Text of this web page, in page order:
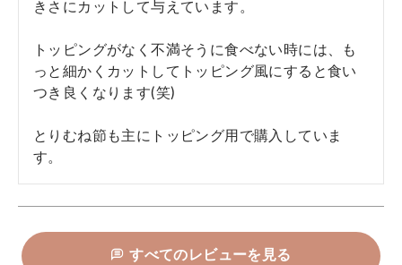
きさにカットして与えています。
トッピングがなく不満そうに食べない時には、も
っと細かくカットしてトッピング風にすると食い
つき良くなります(笑)
とりむね節も主にトッピング用で購入していま
す。
すべてのレビューを見る